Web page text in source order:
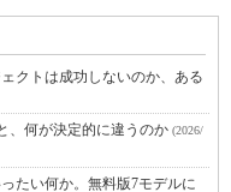
クトは成功しないのか、ある
、何が決定的に違うのか (2026/
たい何か。無料版7モデルに